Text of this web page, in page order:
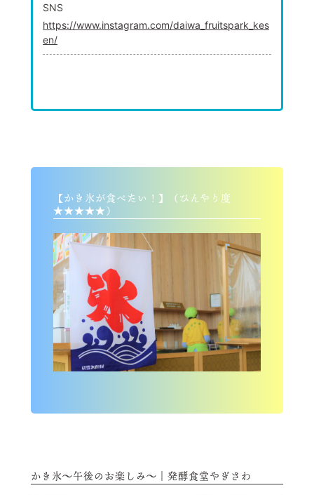
SNS
https://www.instagram.com/daiwa_fruitspark_kes
en/
【かき氷が食べたい！】（ひんやり度
★★★★★）
かき氷～午後のお楽しみ～｜発酵食堂やぎさわ